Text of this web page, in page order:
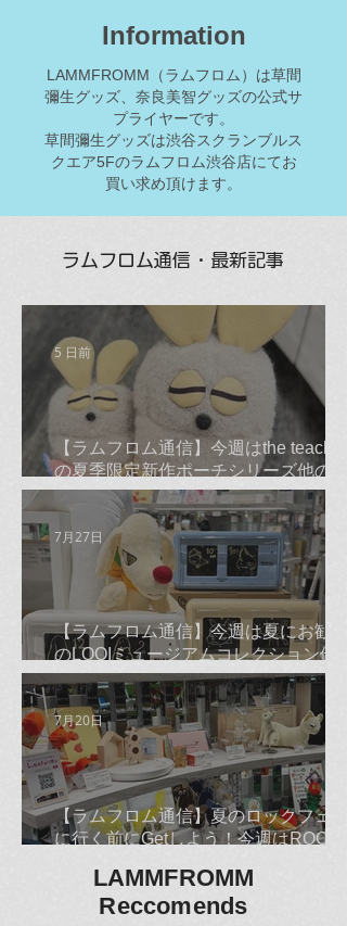
Information
LAMMFROMM（ラムフロム）は草間
彌生グッズ、奈良美智グッズの公式サ
プライヤーです。
草間彌生グッズは渋谷スクランブルス
クエア5Fのラムフロム渋谷店にてお
買い求め頂けます。
ラムフロム通信・最新記事
【ラムフロム通信】今週はthe teachers
の夏季限定新作ポーチシリーズ他のご
紹介です☆
5 日前
【ラムフロム通信】今週は夏にお勧め
のLOQIミュージアムコレクション他の
ご紹介です☆
7月27日
【ラムフロム通信】夏のロックフェス
に行く前にGetしよう！今週はROCK
介です☆
7月20日
LAMMFROMM
Reccomends